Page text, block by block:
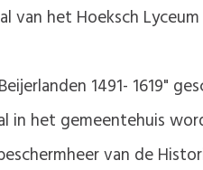
het Hoeksch Lyceum
1491- 1619"
in het gemeentehuis
van de